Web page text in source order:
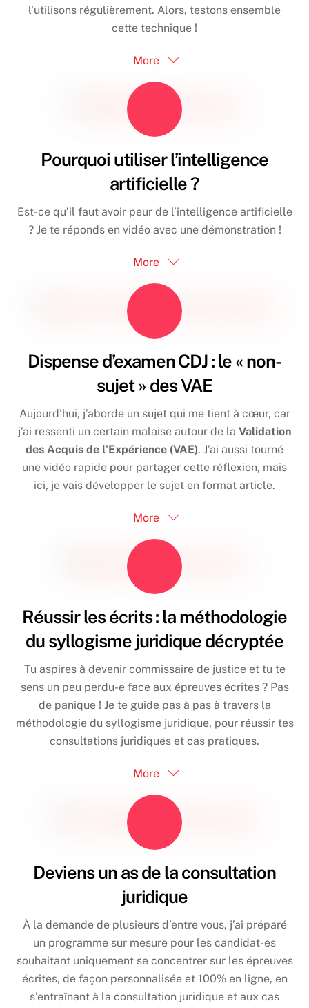
l’utilisons régulièrement. Alors, testons ensemble
cette technique !
More
Pourquoi utiliser l’intelligence
artificielle ?
Est-ce qu’il faut avoir peur de l’intelligence artificielle
? Je te réponds en vidéo avec une démonstration !
More
Dispense d’examen CDJ : le « non-
sujet » des VAE
Aujourd’hui, j’aborde un sujet qui me tient à cœur, car
j’ai ressenti un certain malaise autour de la Validation
des Acquis de l’Expérience (VAE). J’ai aussi tourné
une vidéo rapide pour partager cette réflexion, mais
ici, je vais développer le sujet en format article.
More
Réussir les écrits : la méthodologie
du syllogisme juridique décryptée
Tu aspires à devenir commissaire de justice et tu te
sens un peu perdu-e face aux épreuves écrites ? Pas
de panique ! Je te guide pas à pas à travers la
méthodologie du syllogisme juridique, pour réussir tes
consultations juridiques et cas pratiques.
More
Deviens un as de la consultation
juridique
À la demande de plusieurs d’entre vous, j’ai préparé
un programme sur mesure pour les candidat-es
souhaitant uniquement se concentrer sur les épreuves
écrites, de façon personnalisée et 100% en ligne, en
s’entraînant à la consultation juridique et aux cas